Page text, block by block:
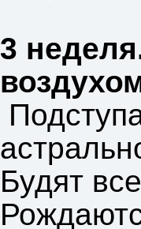
3
Будят